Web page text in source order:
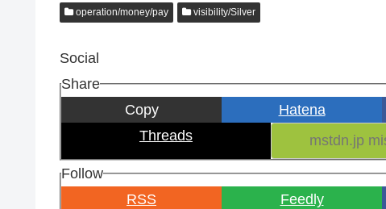
operation/money/pay visibility/Silver
Social
Share
Copy
Hatena
Threads
Follow
RSS
Feedly